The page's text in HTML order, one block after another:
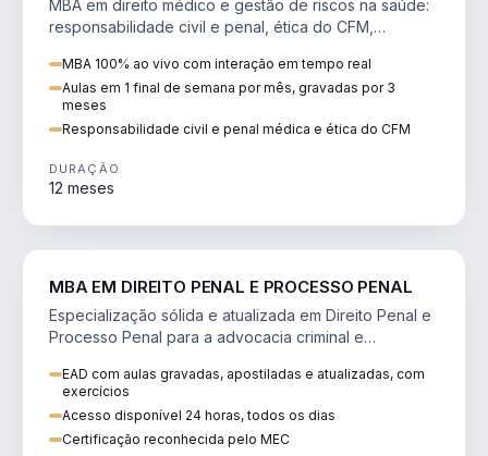
MBA em direito médico e gestão de riscos na saúde:
responsabilidade civil e penal, ética do CFM,
MBA 100% ao vivo com interação em tempo real
Aulas em 1 final de semana por mês, gravadas por 3
meses
Responsabilidade civil e penal médica e ética do CFM
DURAÇÃO
12 meses
MBA EM DIREITO PENAL E PROCESSO PENAL
Especialização sólida e atualizada em Direito Penal e
Processo Penal para a advocacia criminal e
EAD com aulas gravadas, apostiladas e atualizadas, com
exercícios
Acesso disponível 24 horas, todos os dias
Certificação reconhecida pelo MEC